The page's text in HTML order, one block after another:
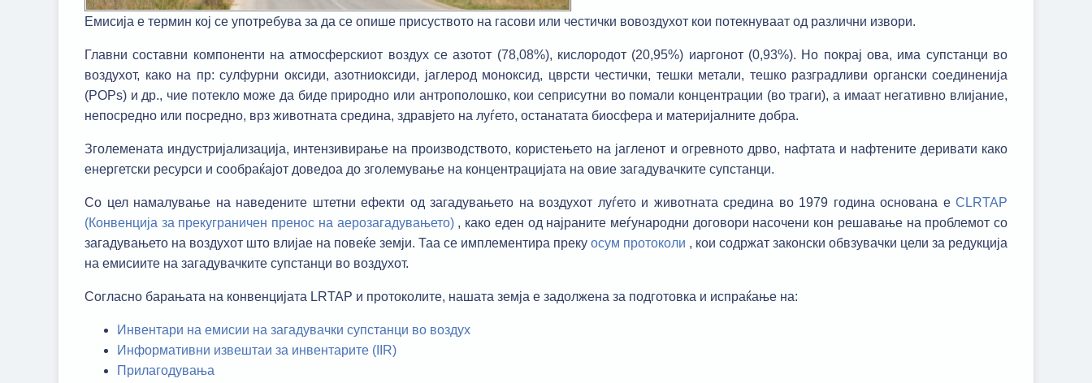
Емисија е термин кој се употребува за да се опише присуството на гасови или честички вовоздухот кои потекнуваат од различни извори.
Главни составни компоненти на атмосферскиот воздух се азотот (78,08%), кислородот (20,95%) иаргонот (0,93%). Но покрај ова, има супстанци во
воздухот, како на пр: сулфурни оксиди, азотниоксиди, јаглерод моноксид, цврсти честички, тешки метали, тешко разградливи органски соединенија
(POPs) и др., чие потекло може да биде природно или антрополошко, кои сеприсутни во помали концентрации (во траги), а имаат негативно влијание,
непосредно или посредно, врз животната средина, здравјето на луѓето, останатата биосфера и материјалните добра.
Зголемената индустријализација, интензивирање на производството, користењето на јагленот и огревното дрво, нафтата и нафтените деривати како
енергетски ресурси и сообраќајот доведоа до зголемување на концентрацијата на овие загадувачките супстанци.
Со цел намалување на наведените штетни ефекти од загадувањето на воздухот луѓето и животната средина во 1979 година основанa е CLRTAP
(Конвенција за прекуграничен пренос на аерозагадувањето), како еден од најраните меѓународни договори насочени кон решавање на проблемот со
загадувањето на воздухот што влијае на повеќе земји. Таа се имплементира преку осум протоколи , кои содржат законски обвзувачки цели за редукција
на емисиите на загадувачките супстанци во воздухот.
Согласно барањата на конвенцијата LRTAP и протоколите, нашата земја е задолжена за подготовка и испраќање на:
Инвентари на емисии на загадувачки супстанци во воздух
Информативни извештаи за инвентарите (IIR)
Прилагодувања